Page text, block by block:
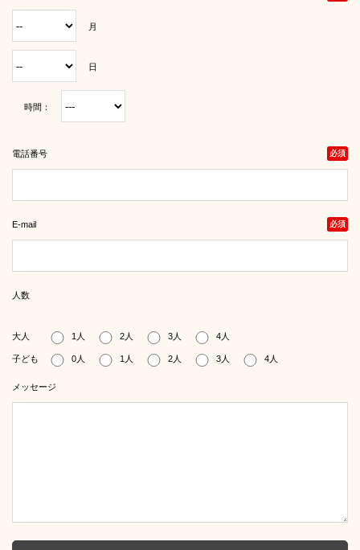
月
日
時間：
電話番号 必須
E-mail 必須
人数
大人 1人 2人 3人 4人
子ども 0人 1人 2人 3人 4人
メッセージ